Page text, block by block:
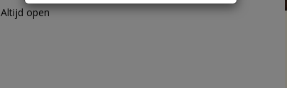
Altijd open